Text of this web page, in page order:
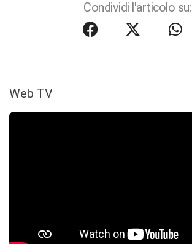
Condividi l'articolo su:
Web TV